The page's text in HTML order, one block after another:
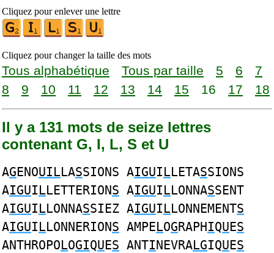
Cliquez pour enlever une lettre
Cliquez pour changer la taille des mots
Tous alphabétique Tous par taille 5 6
7
8
9 10 11 12 13 14 15 16 17 18
Il y a 131 mots de seize lettres
contenant G, I, L, S et U
AGENOUILLASSIONS AIGUILLETASSIONS
AIGUILLETTERIONS AIGUILLONNASSENT
AIGUILLONNASSIEZ AIGUILLONNEMENTS
AIGUILLONNERIONS AMPELOGRAPHIQUES
ANTHROPOLOGIQUES ANTINEVRALGIQUES